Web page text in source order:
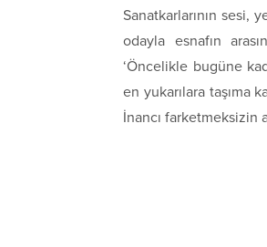
Sanatkarlarının sesi,
odayla esnafın
‘Öncelikle bugüne
en yukarılara taşıma
İnancı farketmeksizin